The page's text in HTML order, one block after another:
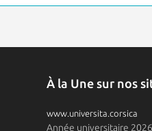
À la Une sur nos
www.universita.corsica
Année universitaire